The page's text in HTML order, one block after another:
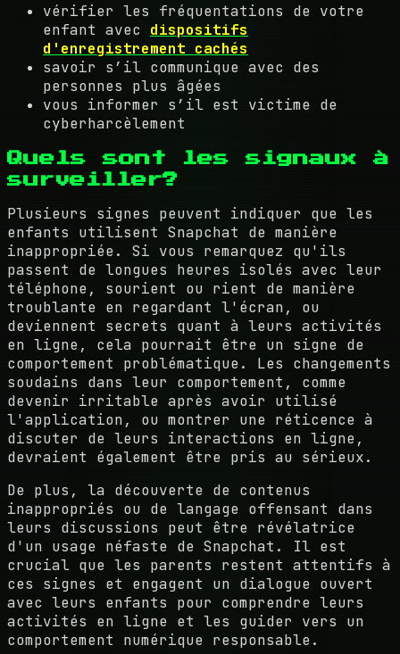
vérifier les fréquentations de votre
enfant avec dispositifs
d'enregistrement cachés
savoir s’il communique avec des
personnes plus âgées
vous informer s’il est victime de
cyberharcèlement
Quels sont les signaux à
surveiller?
Plusieurs signes peuvent indiquer que les
enfants utilisent Snapchat de manière
inappropriée. Si vous remarquez qu'ils
passent de longues heures isolés avec leur
téléphone, sourient ou rient de manière
troublante en regardant l'écran, ou
deviennent secrets quant à leurs activités
en ligne, cela pourrait être un signe de
comportement problématique. Les changements
soudains dans leur comportement, comme
devenir irritable après avoir utilisé
l'application, ou montrer une réticence à
discuter de leurs interactions en ligne,
devraient également être pris au sérieux.
De plus, la découverte de contenus
inappropriés ou de langage offensant dans
leurs discussions peut être révélatrice
d'un usage néfaste de Snapchat. Il est
crucial que les parents restent attentifs à
ces signes et engagent un dialogue ouvert
avec leurs enfants pour comprendre leurs
activités en ligne et les guider vers un
comportement numérique responsable.